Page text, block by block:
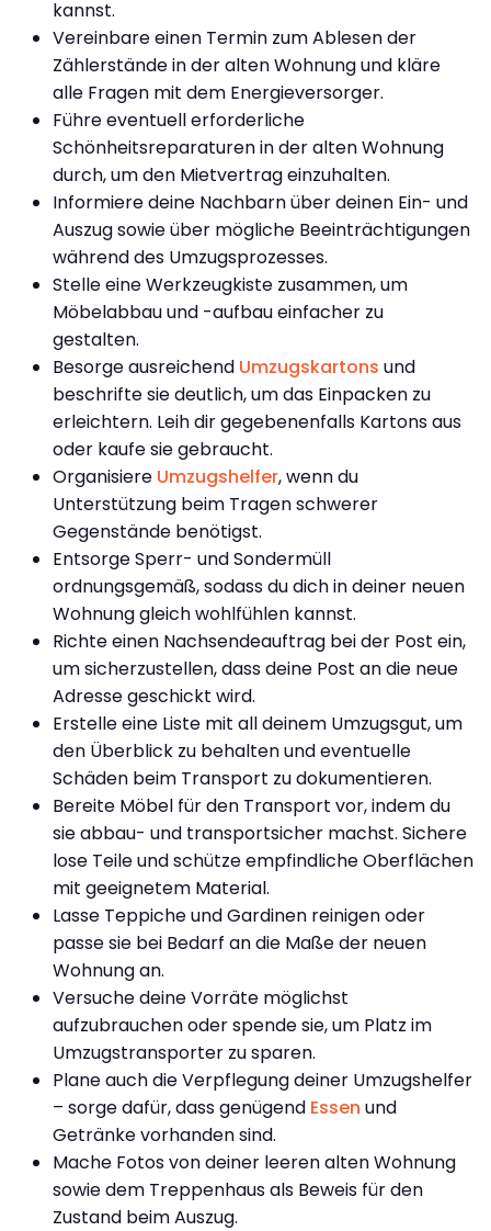
kannst.
Vereinbare einen Termin zum Ablesen der
Zählerstände in der alten Wohnung und kläre
alle Fragen mit dem Energieversorger.
Führe eventuell erforderliche
Schönheitsreparaturen in der alten Wohnung
durch, um den Mietvertrag einzuhalten.
Informiere deine Nachbarn über deinen Ein- und
Auszug sowie über mögliche Beeinträchtigungen
während des Umzugsprozesses.
Stelle eine Werkzeugkiste zusammen, um
Möbelabbau und -aufbau einfacher zu
gestalten.
Besorge ausreichend Umzugskartons und
beschrifte sie deutlich, um das Einpacken zu
erleichtern. Leih dir gegebenenfalls Kartons aus
oder kaufe sie gebraucht.
Organisiere Umzugshelfer, wenn du
Unterstützung beim Tragen schwerer
Gegenstände benötigst.
Entsorge Sperr- und Sondermüll
ordnungsgemäß, sodass du dich in deiner neuen
Wohnung gleich wohlfühlen kannst.
Richte einen Nachsendeauftrag bei der Post ein,
um sicherzustellen, dass deine Post an die neue
Adresse geschickt wird.
Erstelle eine Liste mit all deinem Umzugsgut, um
den Überblick zu behalten und eventuelle
Schäden beim Transport zu dokumentieren.
Bereite Möbel für den Transport vor, indem du
sie abbau- und transportsicher machst. Sichere
lose Teile und schütze empfindliche Oberflächen
mit geeignetem Material.
Lasse Teppiche und Gardinen reinigen oder
passe sie bei Bedarf an die Maße der neuen
Wohnung an.
Versuche deine Vorräte möglichst
aufzubrauchen oder spende sie, um Platz im
Umzugstransporter zu sparen.
Plane auch die Verpflegung deiner Umzugshelfer
– sorge dafür, dass genügend Essen und
Getränke vorhanden sind.
Mache Fotos von deiner leeren alten Wohnung
sowie dem Treppenhaus als Beweis für den
Zustand beim Auszug.